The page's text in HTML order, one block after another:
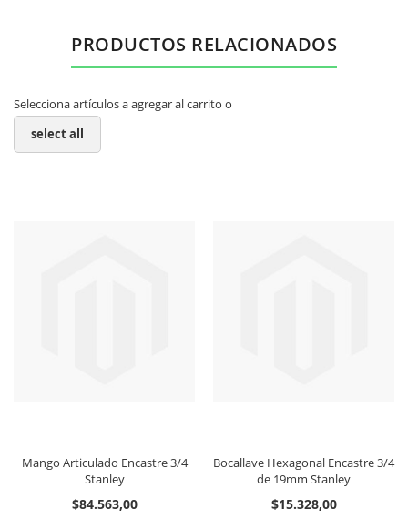
PRODUCTOS RELACIONADOS
Selecciona artículos a agregar al carrito o
select all
Mango Articulado Encastre 3/4
Stanley
$84.563,00
Bocallave Hexagonal Encastre 3/4
de 19mm Stanley
$15.328,00